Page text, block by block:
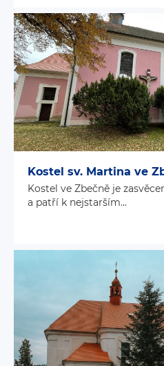
Kostel sv. Martina ve
Kostel ve Zbečně je
a patří k nejstarším...